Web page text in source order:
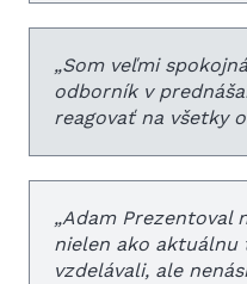
„Som veľmi
odborník v
reagovať na všetky
„Adam Prezentoval
nielen ako aktuálnu
vzdelávali, ale